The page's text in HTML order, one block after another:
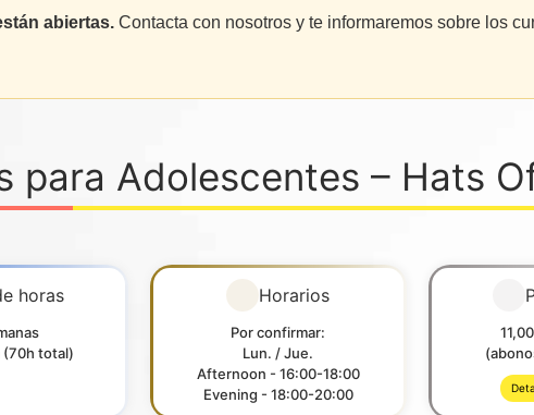
abiertas. Contacta con nosotros y te informaremos sobre los
para Adolescentes – Hats
horas
(70h total)
Horarios
Por confirmar:
Lun. / Jue.
Afternoon - 16:00-18:00
Evening - 18:00-20:00